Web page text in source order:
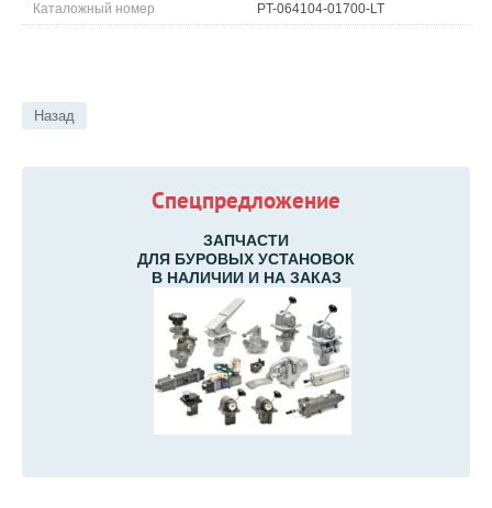
Спецпредложение
ЗАПЧАСТИ
ДЛЯ БУРОВЫХ УСТАНОВОК
В НАЛИЧИИ И НА ЗАКАЗ
Каталожный номер PT-064104-01700-LT
Назад